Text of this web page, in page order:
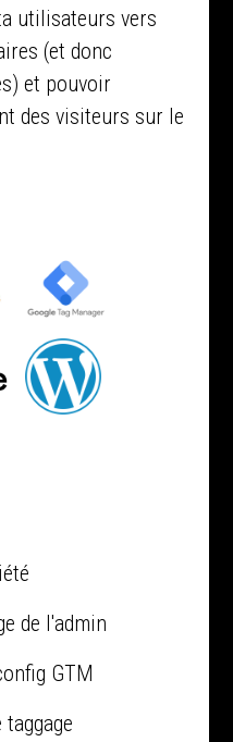
utilisateurs vers
(et donc
et pouvoir
des visiteurs sur le
de l'admin
GTM